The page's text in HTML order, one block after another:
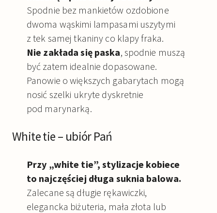
Spodnie bez mankietów ozdobione
dwoma wąskimi lampasami uszytymi
z tek samej tkaniny co klapy fraka.
Nie zakłada się paska, spodnie muszą
być zatem idealnie dopasowane.
Panowie o większych gabarytach mogą
nosić szelki ukryte dyskretnie
pod marynarką.
White tie – ubiór Pań
Przy „white tie”, stylizacje kobiece
to najczęściej długa suknia balowa.
Zalecane są długie rękawiczki,
elegancka biżuteria, mała złota lub